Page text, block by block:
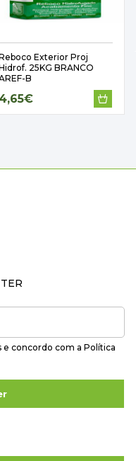
Exterior Proj
25KG BRANCO
B
4,65€
e concordo com a Política